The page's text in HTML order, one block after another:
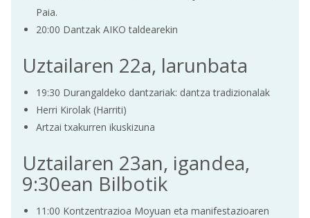
Paia.
20:00 Dantzak AIKO taldearekin
Uztailaren 22a, larunbata
19:30 Durangaldeko dantzariak: dantza tradizionalak
Herri Kirolak (Harriti)
Artzai txakurren ikuskizuna
Uztailaren 23an, igandea,
9:30ean Bilbotik
11:00 Kontzentrazioa Moyuan eta manifestazioaren